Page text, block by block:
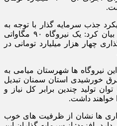
جذب سرمایه گذار با توجه به
توان و ظرفیت های شهرستان بیان کرد: یک نیروگاه ۹۰ مگاواتی
چهار هزار میلیارد تومانی در
این نیروگاه ها شهرستان میامی به
برق خورشیدی استان سمنان تبدیل
تولید چندین برابر کل نیاز و
داشت.
ها نشان از ظرفیت های خوب